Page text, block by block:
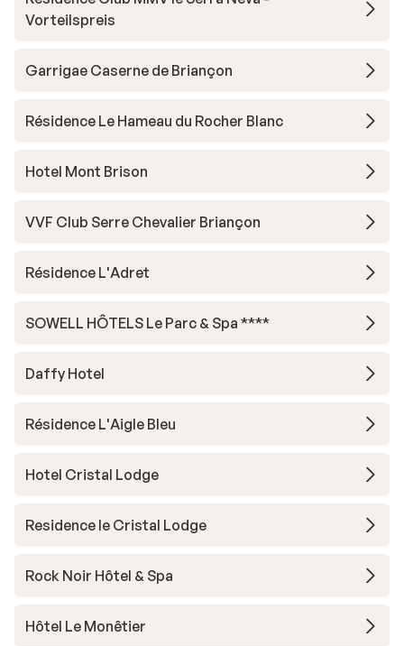
Vorteilspreis
Garrigae Caserne de Briançon
Résidence Le Hameau du Rocher Blanc
Hotel Mont Brison
VVF Club Serre Chevalier Briançon
Résidence L'Adret
SOWELL HÔTELS Le Parc & Spa ****
Daffy Hotel
Résidence L'Aigle Bleu
Hotel Cristal Lodge
Residence le Cristal Lodge
Rock Noir Hôtel & Spa
Hôtel Le Monêtier